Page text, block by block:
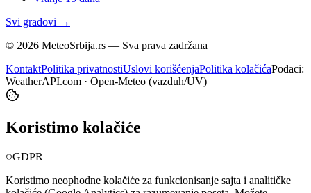
Svi gradovi →
© 2026 MeteoSrbija.rs — Sva prava zadržana
KontaktPolitika privatnostiUslovi korišćenjaPolitika kolačićaPodaci:
WeatherAPI.com · Open-Meteo (vazduh/UV)
Koristimo kolačiće
GDPR
Koristimo neophodne kolačiće za funkcionisanje sajta i analitičke